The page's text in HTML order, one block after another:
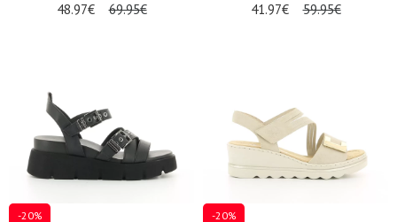
48.97€ 69.95€ 41.97€ 59.95€
-20% -20%